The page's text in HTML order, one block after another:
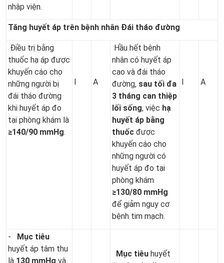
nhập viện.
Tăng huyết áp trên bệnh nhân Đái tháo đường
Điều trị bằng
thuốc hạ áp được
khuyến cáo cho
những người bị
đái tháo đường
khi huyết áp đo
tại phòng khám là
≥140/90 mmHg.
I A
Hầu hết bệnh
nhân có huyết áp
cao và đái tháo
đường, sau tối đa
3 tháng can thiệp
lối sống, việc hạ
huyết áp bằng
thuốc được
khuyến cáo cho
những người có
huyết áp đo tại
phòng khám
≥130/80 mmHg
để giảm nguy cơ
bệnh tim mạch.
I A
- Mục tiêu
huyết áp tâm thu
là 130 mmHg và
Mục tiêu huyết